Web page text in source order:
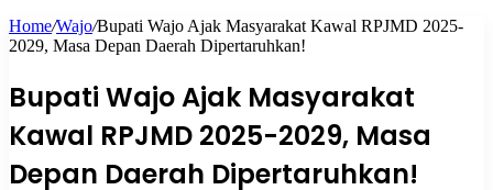
for
Home/Wajo/Bupati Wajo Ajak Masyarakat Kawal RPJMD 2025-
2029, Masa Depan Daerah Dipertaruhkan!
Bupati Wajo Ajak Masyarakat
Kawal RPJMD 2025-2029, Masa
Depan Daerah Dipertaruhkan!